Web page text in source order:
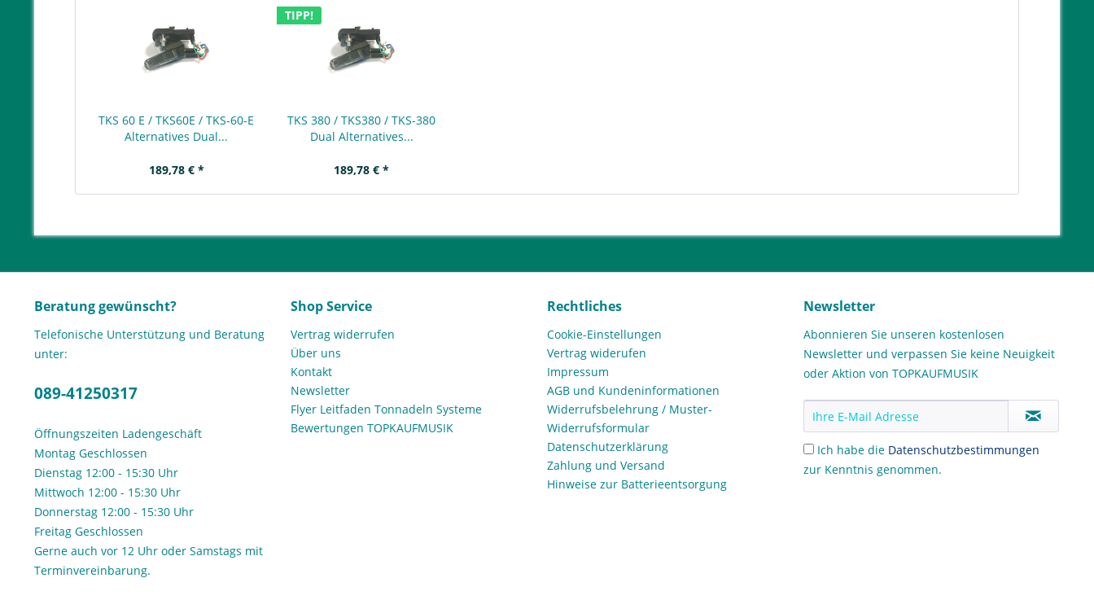
TKS 60 E / TKS60E / TKS-60-E
Alternatives Dual...
189,78 € *
TIPP!
TKS 380 / TKS380 / TKS-380
Dual Alternatives...
189,78 € *
Beratung gewünscht?
Telefonische Unterstützung und Beratung
unter:
089-41250317
Öffnungszeiten Ladengeschäft
Montag Geschlossen
Dienstag 12:00 - 15:30 Uhr
Mittwoch 12:00 - 15:30 Uhr
Donnerstag 12:00 - 15:30 Uhr
Freitag Geschlossen
Gerne auch vor 12 Uhr oder Samstags mit
Terminvereinbarung.
Shop Service
Vertrag widerrufen
Über uns
Kontakt
Newsletter
Flyer Leitfaden Tonnadeln Systeme
Bewertungen TOPKAUFMUSIK
Rechtliches
Cookie-Einstellungen
Vertrag widerufen
Impressum
AGB und Kundeninformationen
Widerrufsbelehrung / Muster-
Widerrufsformular
Datenschutzerklärung
Zahlung und Versand
Hinweise zur Batterieentsorgung
Newsletter
Abonnieren Sie unseren kostenlosen
Newsletter und verpassen Sie keine Neuigkeit
oder Aktion von TOPKAUFMUSIK
Ich habe die Datenschutzbestimmungen
zur Kenntnis genommen.